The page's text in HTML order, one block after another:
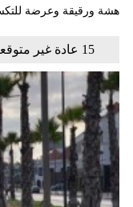
هشة ورقيقة وعرضة
15 عادة غير متوقعة تُصعّب خسارة الوزن أكثر مما ينبغي